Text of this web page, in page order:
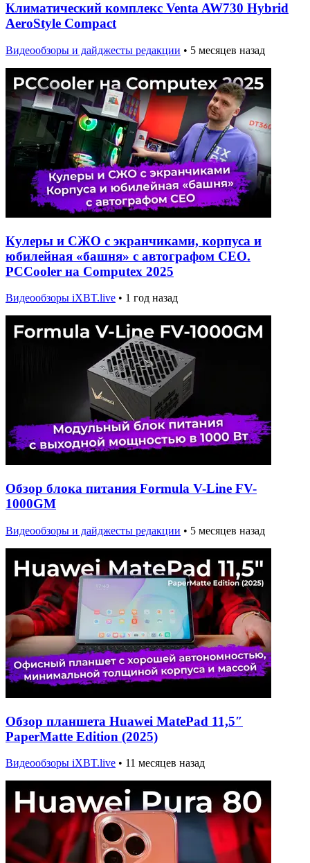
Климатический комплекс Venta AW730 Hybrid
AeroStyle Compact
Видеообзоры и дайджесты редакции • 5 месяцев назад
Кулеры и СЖО с экранчиками, корпуса и
юбилейная «башня» с автографом CEO.
PCCooler на Computex 2025
Видеообзоры iXBT.live • 1 год назад
Обзор блока питания Formula V-Line FV-
1000GM
Видеообзоры и дайджесты редакции • 5 месяцев назад
Обзор планшета Huawei MatePad 11,5″
PaperMatte Edition (2025)
Видеообзоры iXBT.live • 11 месяцев назад